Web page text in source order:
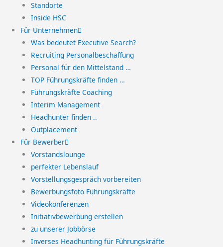
Standorte
Inside HSC
Für Unternehmen
Was bedeutet Executive Search?
Recruiting Personalbeschaffung
Personal für den Mittelstand …
TOP Führungskräfte finden …
Führungskräfte Coaching
Interim Management
Headhunter finden ..
Outplacement
Für Bewerber
Vorstandslounge
perfekter Lebenslauf
Vorstellungsgespräch vorbereiten
Bewerbungsfoto Führungskräfte
Videokonferenzen
Initiativbewerbung erstellen
zu unserer Jobbörse
Inverses Headhunting für Führungskräfte